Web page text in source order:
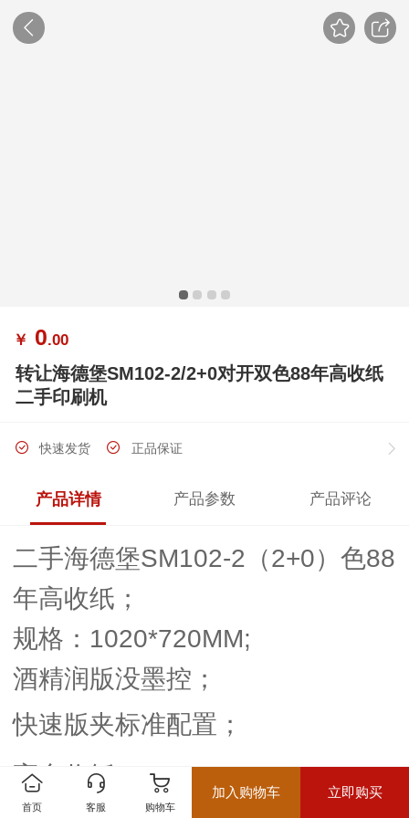
￥ 0.00
转让海德堡SM102-2/2+0对开双色88年高收纸
二手印刷机
快速发货 正品保证
产品详情 产品参数 产品评论
二手海德堡SM102-2（2+0）色88
年高收纸；
规格：1020*720MM;
酒精润版没墨控；
快速版夹标准配置；
高台收纸；
首页 客服 购物车
加入购物车 立即购买